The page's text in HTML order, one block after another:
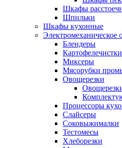
Шкафы
Шпильки
Шкафы кухонные
Электромеханическое
Блендеры
Миксеры
Мясорубки
Овощерезки
Процессоры
Слайсеры
Соковыжималки
Тестомесы
Хлеборезки